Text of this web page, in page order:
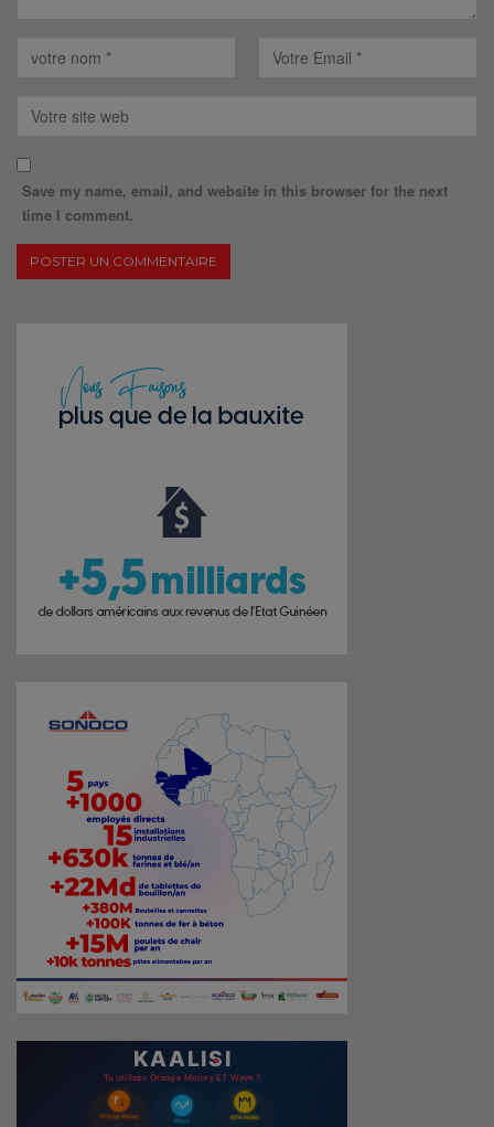
Save my name, email, and website in this browser for the next
time I comment.